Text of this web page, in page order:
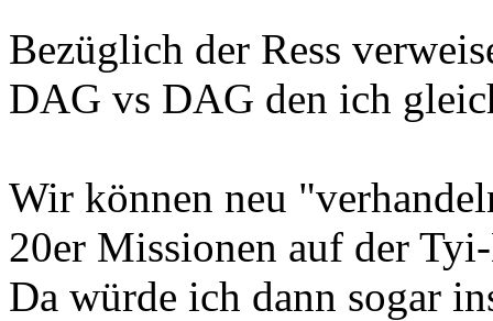
Bezüglich der Ress
DAG vs DAG den ich
Wir können neu
20er Missionen auf der
Da würde ich dann sogar